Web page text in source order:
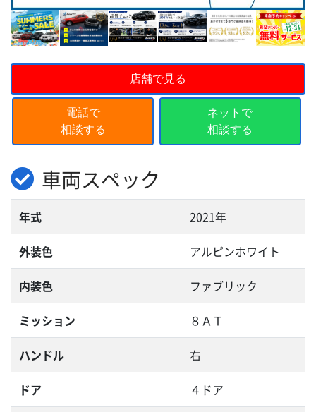
店舗で見る
電話で
相談する
ネットで
相談する
車両スペック
年式 2021年
外装色 アルピンホワイト
内装色 ファブリック
ミッション ８ＡＴ
ハンドル 右
ドア ４ドア